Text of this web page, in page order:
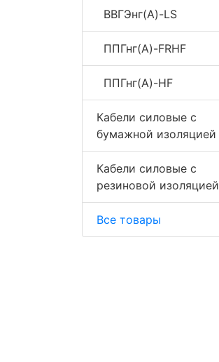
ВВГЭнг(A)-LS
ППГнг(A)-FRHF
ППГнг(A)-HF
Кабели силовые с
бумажной изоляцией
Кабели силовые с
резиновой изоляцией
Все товары